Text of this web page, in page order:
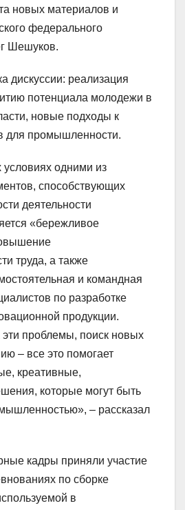
новых материалов и
федерального
Шешуков.
дискуссии: реализация
потенциала молодежи в
новые подходы к
для промышленности.
одними из
способствующих
деятельности
«бережливое
труда, а также
и командная
по разработке
продукции.
проблемы, поиск новых
– все это помогает
креативные,
которые могут быть
– рассказал
кадры приняли участие
по сборке
в